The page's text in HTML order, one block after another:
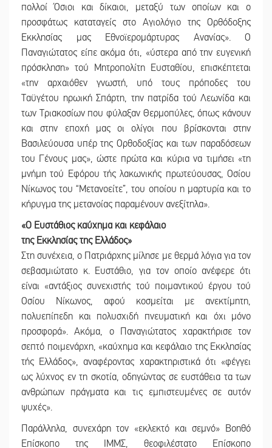
πολλοί Όσιοι και δίκαιοι, μεταξύ των οποίων και ο
προσφάτως καταταγείς στο Αγιολόγιο της Ορθόδοξης
Εκκλησίας μας Εθνοϊερομάρτυρας Ανανίας». Ο
Παναγιώτατος είπε ακόμα ότι, «ύστερα από την ευγενική
πρόσκληση» τού Μητροπολίτη Ευσταθίου, επισκέπτεται
«την αρχαιόθεν γνωστή, υπό τους πρόποδες του
Ταϋγέτου ηρωική Σπάρτη, την πατρίδα τού Λεωνίδα και
των Τριακοσίων που φύλαξαν Θερμοπύλες, όπως κάνουν
και στην εποχή μας οι ολίγοι που βρίσκονται στην
Βασιλεύουσα υπέρ της Ορθοδοξίας και των παραδόσεων
του Γένους μας», ώστε πρώτα και κύρια να τιμήσει «τη
μνήμη τού Εφόρου τής λακωνικής πρωτεύουσας, Οσίου
Νίκωνος του “Μετανοείτε”, του οποίου η μαρτυρία και το
κήρυγμα της μετανοίας παραμένουν ανεξίτηλα».
«Ο Ευστάθιος καύχημα και κεφάλαιο
της Εκκλησίας της Ελλάδος»
Στη συνέχεια, ο Πατριάρχης μίλησε με θερμά λόγια για τον
σεβασμιώτατο κ. Ευστάθιο, για τον οποίο ανέφερε ότι
είναι «αντάξιος συνεχιστής τού ποιμαντικού έργου τού
Οσίου Νίκωνος, αφού κοσμείται με ανεκτίμητη,
πολυεπίπεδη και πολυσχιδή πνευματική και όχι μόνο
προσφορά». Ακόμα, ο Παναγιώτατος χαρακτήρισε τον
σεπτό ποιμενάρχη, «καύχημα και κεφάλαιο της Εκκλησίας
τής Ελλάδος», αναφέροντας χαρακτηριστικά ότι «φέγγει
ως λύχνος εν τη σκοτία, οδηγώντας σε ευστάθεια τα των
ανθρώπων πράγματα και τις εμπιστευμένες σε αυτόν
ψυχές».
Παράλληλα, συνεχάρη τον «εκλεκτό και σεμνό» Βοηθό
Επίσκοπο της ΙΜΜΣ, θεοφιλέστατο Επίσκοπο